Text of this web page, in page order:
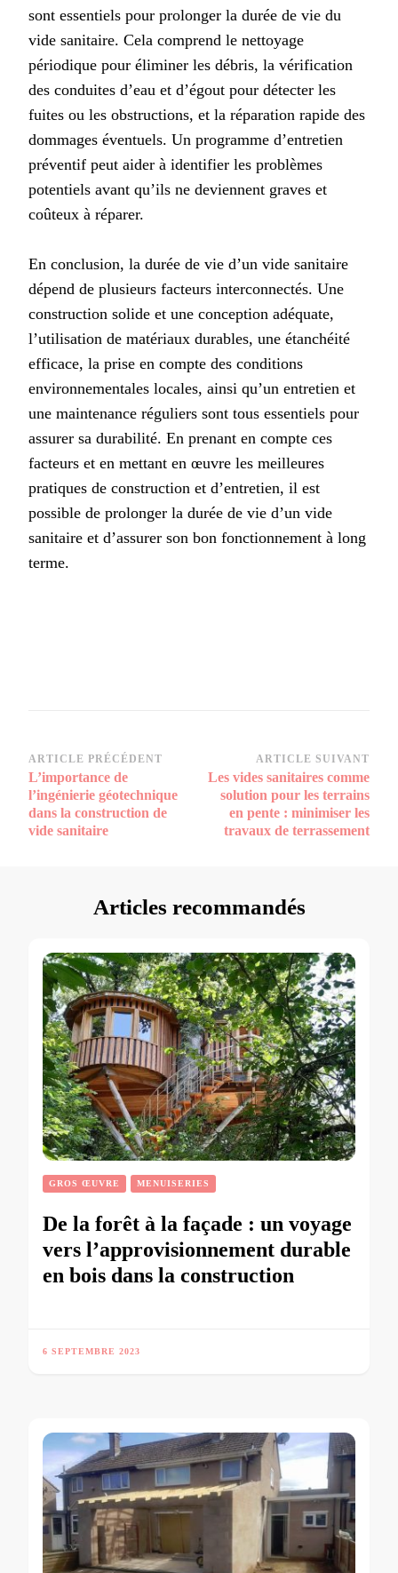
sont essentiels pour prolonger la durée de vie du
vide sanitaire. Cela comprend le nettoyage
périodique pour éliminer les débris, la vérification
des conduites d’eau et d’égout pour détecter les
fuites ou les obstructions, et la réparation rapide des
dommages éventuels. Un programme d’entretien
préventif peut aider à identifier les problèmes
potentiels avant qu’ils ne deviennent graves et
coûteux à réparer.
En conclusion, la durée de vie d’un vide sanitaire
dépend de plusieurs facteurs interconnectés. Une
construction solide et une conception adéquate,
l’utilisation de matériaux durables, une étanchéité
efficace, la prise en compte des conditions
environnementales locales, ainsi qu’un entretien et
une maintenance réguliers sont tous essentiels pour
assurer sa durabilité. En prenant en compte ces
facteurs et en mettant en œuvre les meilleures
pratiques de construction et d’entretien, il est
possible de prolonger la durée de vie d’un vide
sanitaire et d’assurer son bon fonctionnement à long
terme.
Navigation
d’article
ARTICLE PRÉCÉDENT
L’importance de
l’ingénierie géotechnique
dans la construction de
vide sanitaire
ARTICLE SUIVANT
Les vides sanitaires comme
solution pour les terrains
en pente : minimiser les
travaux de terrassement
Articles recommandés
GROS ŒUVRE MENUISERIES
De la forêt à la façade : un voyage
vers l’approvisionnement durable
en bois dans la construction
6 SEPTEMBRE 2023